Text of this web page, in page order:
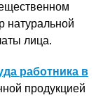
натуральной
лица.
работника в
продукцией